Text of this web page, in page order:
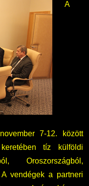
A
7-12. között
tíz külföldi
Oroszországból,
vendégek a partneri